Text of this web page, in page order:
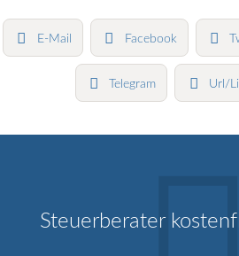
E-Mail Facebook
Telegram Url/
Steuerberater